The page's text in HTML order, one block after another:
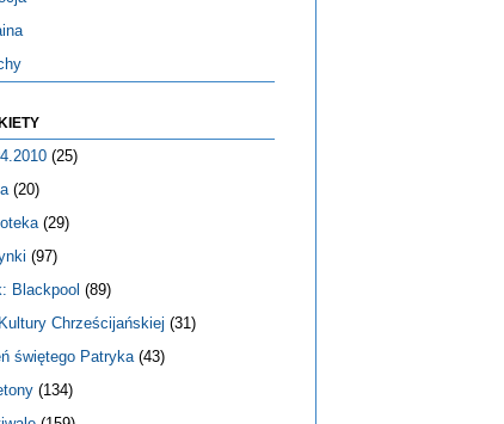
(25)
(20)
(29)
(97)
Blackpool (89)
Chrześcijańskiej (31)
świętego Patryka (43)
(134)